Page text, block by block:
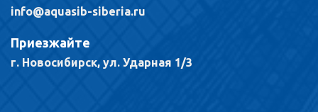
info@aquasib-siberia.ru
Приезжайте
г. Новосибирск, ул. Ударная 1/3